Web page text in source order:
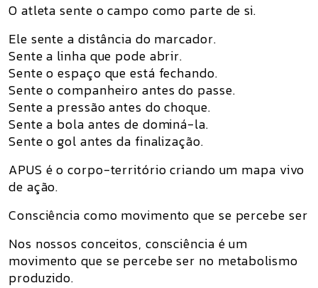
O atleta sente o campo como parte de si.
Ele sente a distância do marcador.
Sente a linha que pode abrir.
Sente o espaço que está fechando.
Sente o companheiro antes do passe.
Sente a pressão antes do choque.
Sente a bola antes de dominá-la.
Sente o gol antes da finalização.
APUS é o corpo-território criando um mapa vivo
de ação.
Consciência como movimento que se percebe ser
Nos nossos conceitos, consciência é um
movimento que se percebe ser no metabolismo
produzido.